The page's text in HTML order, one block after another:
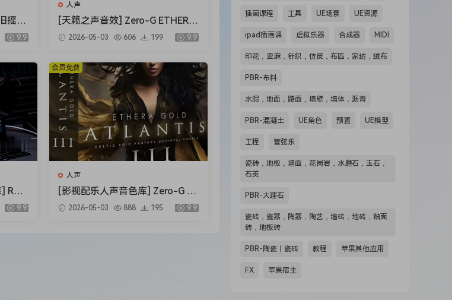
摇
Exte
R2
9.9
人声
[天籁之声音效] Zero-G ETHERA
Gold Odyssey v1.0.2 [KONTAK
T]（5.23GB）
2026-05-03 606 199 9.9
Rola
v
）
9.9
人声
[影视配乐人声音色库] Zero-G Et
hera Gold Atlantis 3 v3.5.2 [KO
NTAKT]（34.2GB）
2026-05-03 888 195 9.9
会员免费
插画课程 工具 UE场景 UE资源
ipad插画课 虚拟乐器 合成器 MIDI
印花，亚麻，针织，仿皮，布匹，家纺，绒布
PBR-布料
水泥，地面，路面，墙壁，墙体，沥青
PBR-混凝土 UE角色 预置 UE模型
工程 管弦乐
瓷砖，地板，墙面，花岗岩，水磨石，玉石，
石英
PBR-大理石
瓷砖，瓷器，陶器，陶艺，墙砖，地砖，釉面
砖，地板砖
PBR-陶瓷丨瓷砖 教程 苹果其他应用
FX 苹果宿主